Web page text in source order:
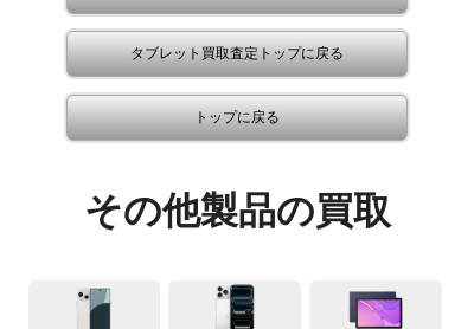
タブレット買取査定トップに戻る
トップに戻る
その他製品の買取